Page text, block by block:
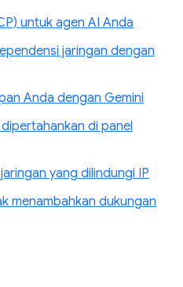
untuk agen AI Anda
jaringan dengan
Anda dengan Gemini
di panel
yang dilindungi IP
menambahkan dukungan